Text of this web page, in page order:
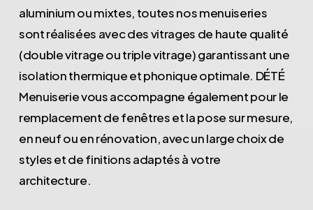
aluminium ou mixtes, toutes nos menuiseries
sont réalisées avec des vitrages de haute qualité
(double vitrage ou triple vitrage) garantissant une
isolation thermique et phonique optimale. DÉTÉ
Menuiserie vous accompagne également pour le
remplacement de fenêtres et la pose sur mesure,
en neuf ou en rénovation, avec un large choix de
styles et de finitions adaptés à votre
architecture.